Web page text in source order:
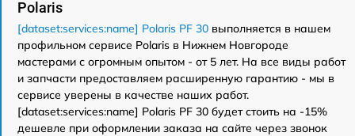
Polaris
[dataset:services:name] Polaris PF 30 выполняется в нашем
профильном сервисе Polaris в Нижнем Новгороде
мастерами с огромным опытом - от 5 лет. На все виды работ
и запчасти предоставляем расширенную гарантию - мы в
сервисе уверены в качестве наших работ.
[dataset:services:name] Polaris PF 30 будет стоить на -15%
дешевле при оформлении заказа на сайте через звонок